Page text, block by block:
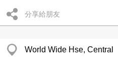
分享給朋友
World Wide Hse, Central